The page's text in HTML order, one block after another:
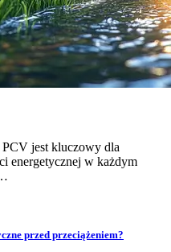
jest kluczowy dla
energetycznej w każdym
przed przeciążeniem?